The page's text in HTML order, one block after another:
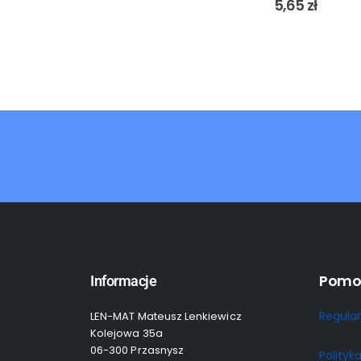
5,65 zł
Informacje
LEN-MAT Mateusz Lenkiewicz
Kolejowa 35a
06-300 Przasnysz